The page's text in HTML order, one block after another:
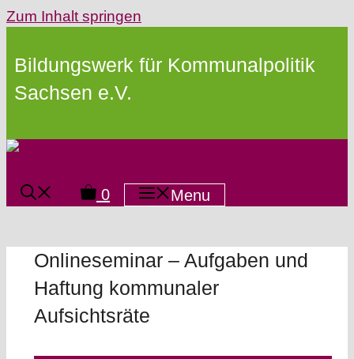
Zum Inhalt springen
Bildungswerk für Kommunalpolitik
Sachsen e.V.
0 Menu
Onlineseminar – Aufgaben und
Haftung kommunaler
Aufsichtsräte